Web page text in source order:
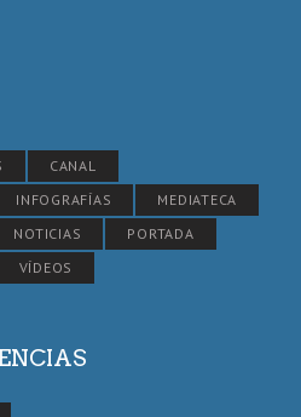
CANAL
INFOGRAFÍAS
MEDIATECA
NOTICIAS
PORTADA
VÍDEOS